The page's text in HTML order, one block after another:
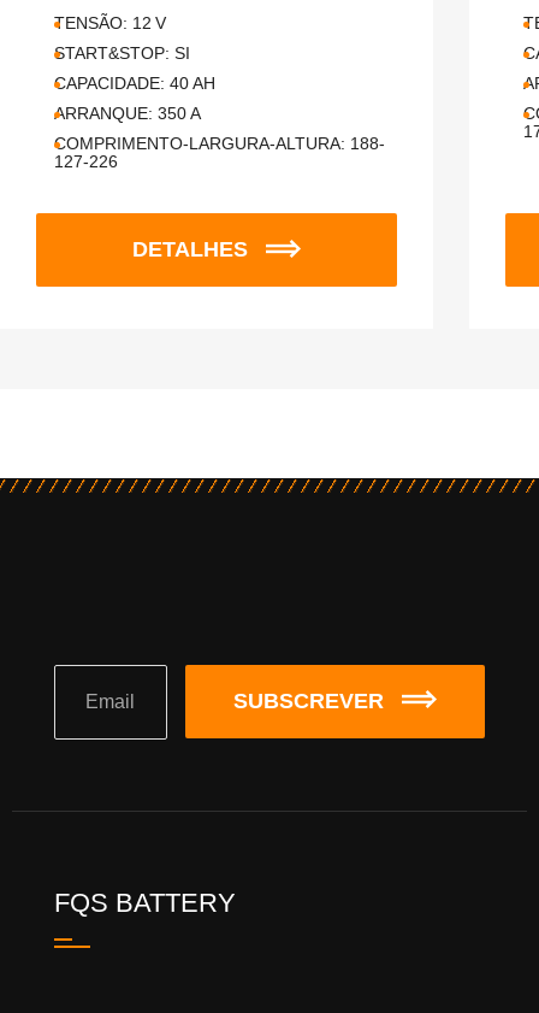
TENSÃO: 12 V
START&STOP: SI
CAPACIDADE: 40AH
ARRANQUE: 350A
COMPRIMENTO-LARGURA-ALTURA: 188-
127-226
DETALHES
SUBSCREVER
FQS BATTERY